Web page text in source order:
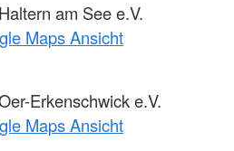
am See e.V.
Maps Ansicht
Erkenschwick e.V.
Maps Ansicht